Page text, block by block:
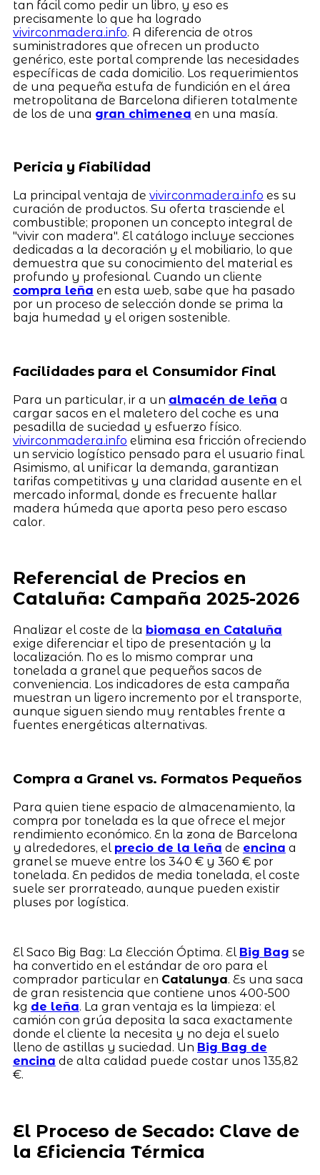
tan fácil como pedir un libro, y eso es
precisamente lo que ha logrado
vivirconmadera.info. A diferencia de otros
suministradores que ofrecen un producto
genérico, este portal comprende las necesidades
específicas de cada domicilio. Los requerimientos
de una pequeña estufa de fundición en el área
metropolitana de Barcelona difieren totalmente
de los de una gran chimenea en una masía.
Pericia y Fiabilidad
La principal ventaja de vivirconmadera.info es su
curación de productos. Su oferta trasciende el
combustible; proponen un concepto integral de
"vivir con madera". El catálogo incluye secciones
dedicadas a la decoración y el mobiliario, lo que
demuestra que su conocimiento del material es
profundo y profesional. Cuando un cliente
compra leña en esta web, sabe que ha pasado
por un proceso de selección donde se prima la
baja humedad y el origen sostenible.
Facilidades para el Consumidor Final
Para un particular, ir a un almacén de leña a
cargar sacos en el maletero del coche es una
pesadilla de suciedad y esfuerzo físico.
vivirconmadera.info elimina esa fricción ofreciendo
un servicio logístico pensado para el usuario final.
Asimismo, al unificar la demanda, garantizan
tarifas competitivas y una claridad ausente en el
mercado informal, donde es frecuente hallar
madera húmeda que aporta peso pero escaso
calor.
Referencial de Precios en
Cataluña: Campaña 2025-2026
Analizar el coste de la biomasa en Cataluña
exige diferenciar el tipo de presentación y la
localización. No es lo mismo comprar una
tonelada a granel que pequeños sacos de
conveniencia. Los indicadores de esta campaña
muestran un ligero incremento por el transporte,
aunque siguen siendo muy rentables frente a
fuentes energéticas alternativas.
Compra a Granel vs. Formatos Pequeños
Para quien tiene espacio de almacenamiento, la
compra por tonelada es la que ofrece el mejor
rendimiento económico. En la zona de Barcelona
y alrededores, el precio de la leña de encina a
granel se mueve entre los 340 € y 360 € por
tonelada. En pedidos de media tonelada, el coste
suele ser prorrateado, aunque pueden existir
pluses por logística.
El Saco Big Bag: La Elección Óptima. El Big Bag se
ha convertido en el estándar de oro para el
comprador particular en Catalunya. Es una saca
de gran resistencia que contiene unos 400-500
kg de leña. La gran ventaja es la limpieza: el
camión con grúa deposita la saca exactamente
donde el cliente la necesita y no deja el suelo
lleno de astillas y suciedad. Un Big Bag de
encina de alta calidad puede costar unos 135,82
€.
El Proceso de Secado: Clave de
la Eficiencia Térmica